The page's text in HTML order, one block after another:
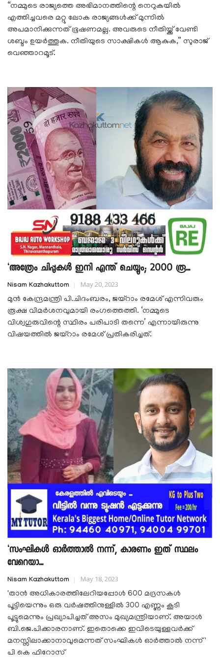
“നമ്മുടെ രാജ്യത്തെ അഭിമാനത്തിന്റെ നെറുകയിൽ
എത്തിച്ചവരെ മറ്റു ലോക രാജ്യങ്ങൾക്ക് മുന്നിൽ
അപമാനിക്കുന്നത് ഭൂഷണമല്ല. അവരുടെ നീതിയ്ക്ക് വേണ്ടി
ശബ്ദം ഉയർത്തുക. നീതിയുടെ സാക്ഷികൾ ആകുക,” സുരാജ്
വെഞ്ഞാറമൂട്.
‘അത്രേം ചിപ്പുകള്‍ ഇനി എന്ത് ചെയ്യും; 2000 രൂ...
Nisam Kazhakuttom
May 20, 2023
മുന്‍ കേന്ദ്രമന്ത്രി പി.ചിദംബരം, ജയ്‌റാം രമേശ് എന്നിവരും
രൂക്ഷ വിമര്‍ശനവുമായി രംഗത്തെത്തി. ‘നമ്മുടെ
വിശ്വഗുരുവിന്റെ സ്ഥിരം പരിപാടി തന്നെ’ എന്നായിരുന്നു
വിഷയത്തില്‍ ജയ്‌റാം രമേശ് പ്രതികരിച്ചത്.
‘സംഘികൾ ഓർത്താൽ നന്ന്, കാരണം ഇത് സ്ഥലം
വേറെയാ...
Nisam Kazhakuttom
May 18, 2023
'താൻ അധികാരത്തിലേറിയപ്പോൾ 600 മദ്രസകൾ
പൂട്ടിയെന്നും ഒരു വർഷത്തിനുള്ളിൽ 300 എണ്ണം കൂടി
പൂട്ടുമെന്നും പ്രഖ്യാപിച്ചത് അസം മുഖ്യമന്ത്രിയാണ്. അയാൾ
ബി.ജെ.പിക്കാരനാണ്. ഇതൊക്കെ ഇവിടെയുള്ളവർക്ക്
മനസ്സിലാക്കാനാവുമെന്നത് സംഘികൾ ഓർത്താൽ നന്ന് '
പി കെ ഫിറോസ്